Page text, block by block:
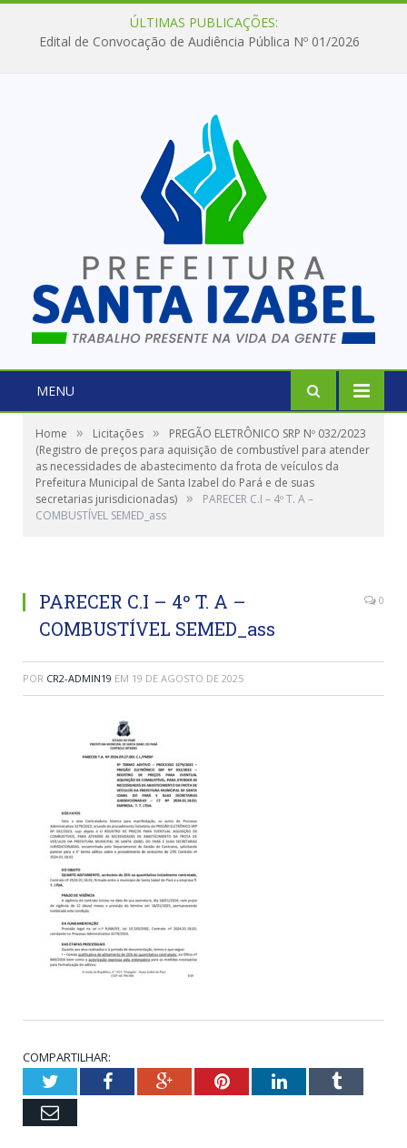
ÚLTIMAS PUBLICAÇÕES:
Edital de Convocação de Audiência Pública Nº 01/2026
MENU
Home » Licitações »
PREGÃO ELETRÔNICO SRP Nº 032/2023
(Registro de preços para aquisição de combustível para atender
as necessidades de abastecimento da frota de veículos da
Prefeitura Municipal de Santa Izabel do Pará e de suas
secretarias jurisdicionadas) »
PARECER C.I – 4º T. A –
COMBUSTÍVEL SEMED_ass
PARECER C.I – 4º T. A –
COMBUSTÍVEL SEMED_ass
0
POR CR2-ADMIN19 EM 19 DE AGOSTO DE 2025
COMPARTILHAR:
TwitterFacebookGoogle+PinterestLinkedInTumblr
Email